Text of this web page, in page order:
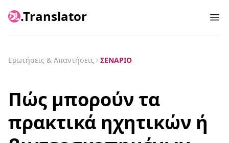
.Translator
Ερωτήσεις & Απαντήσεις ΣΕΝΆΡΙΟ
Πώς μπορούν τα
πρακτικά ηχητικών ή